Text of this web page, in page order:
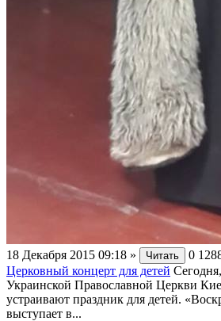
18 Декабря 2015 09:18 » Читать 0
Церковный концерт для детей
Украинской Православной Церкви
устраивают праздник для детей.
выступает в...